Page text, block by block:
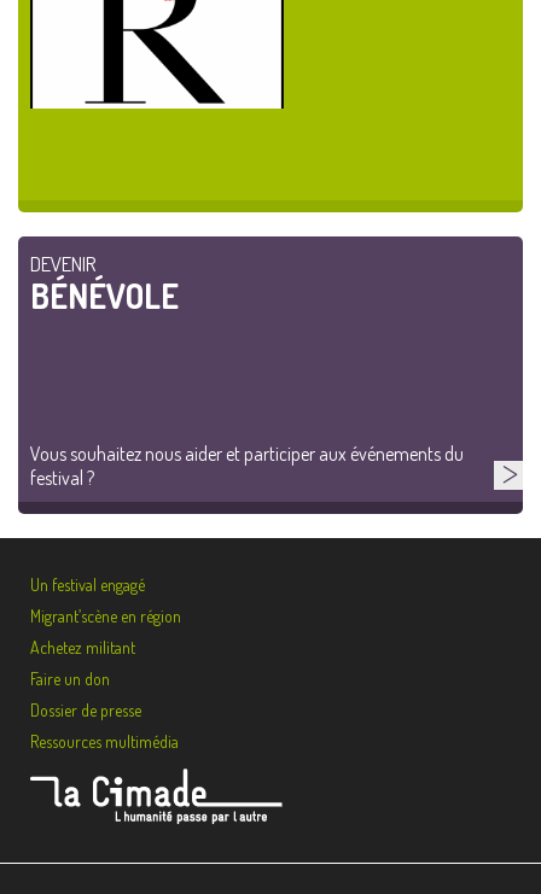
DEVENIR
BÉNÉVOLE
Vous souhaitez nous aider et participer aux événements du
festival ?
Un festival engagé
Migrant’scène en région
Achetez militant
Faire un don
Dossier de presse
Ressources multimédia